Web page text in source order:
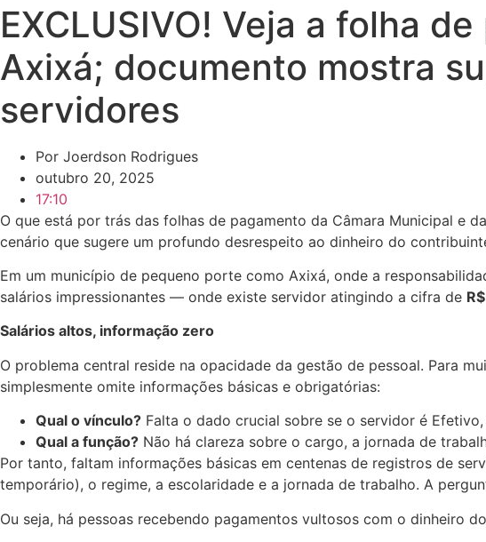
EXCLUSIVO! Veja a folha
Axixá; documento mostra
servidores
Por Joerdson Rodrigues
outubro 20, 2025
17:10
O que está por trás das folhas de pagamento da Câmara Municipal e
cenário que sugere um profundo desrespeito ao dinheiro do
Em um município de pequeno porte como Axixá, onde a
salários impressionantes — onde existe servidor atingindo a cifra de
Salários altos, informação zero
O problema central reside na opacidade da gestão de pessoal. Para
simplesmente omite informações básicas e obrigatórias:
Qual o vínculo? Falta o dado crucial sobre se o servidor é
Qual a função? Não há clareza sobre o cargo, a jornada de
Por tanto, faltam informações básicas em centenas de registros de
temporário), o regime, a escolaridade e a jornada de trabalho. A
Ou seja, há pessoas recebendo pagamentos vultosos com o dinheiro